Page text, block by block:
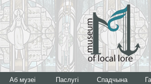
Аб музеі Паслугі Спадчына